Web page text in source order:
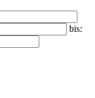
bis: